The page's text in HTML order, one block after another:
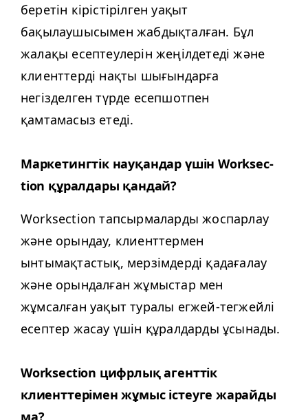
беретін кірістірілген уақыт
бақылаушысымен жабдықталған. Бұл
жалақы есептеулерін жеңілдетеді және
клиенттерді нақты шығындарға
негізделген түрде есепшотпен
қамтамасыз етеді.
Маркетингтік науқандар үшін Work­sec­
tion құралдары қандай?
Work­sec­tion тапсырмаларды жоспарлау
және орындау, клиенттермен
ынтымақтастық, мерзімдерді қадағалау
және орындалған жұмыстар мен
жұмсалған уақыт туралы егжей-тегжейлі
есептер жасау үшін құралдарды ұсынады.
Work­sec­tion цифрлық агенттік
клиенттерімен жұмыс істеуге жарайды
ма?